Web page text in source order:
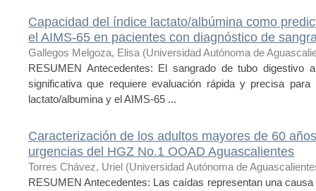
Capacidad del índice lactato/albúmina como
el AIMS-65 en pacientes con diagnóstico de
Gallegos Melgoza, Elisa (Universidad Autónoma de
RESUMEN Antecedentes: El sangrado de tubo digestivo
significativa que requiere evaluación rápida y precisa
lactato/albumina y el AIMS-65 ...
Caracterización de los adultos mayores de 60
urgencias del HGZ No.1 OOAD Aguascalientes
Torres Chávez, Uriel (Universidad Autónoma de
RESUMEN Antecedentes: Las caídas representan una